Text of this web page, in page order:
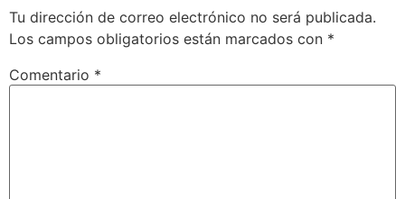
Tu dirección de correo electrónico no será publicada.
Los campos obligatorios están marcados con *
Comentario *